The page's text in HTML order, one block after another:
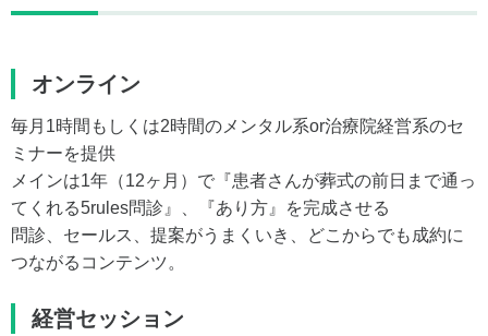
オンライン
毎月1時間もしくは2時間のメンタル系or治療院経営系のセ
ミナーを提供
メインは1年（12ヶ月）で『患者さんが葬式の前日まで通っ
てくれる5rules問診』、『あり方』を完成させる
問診、セールス、提案がうまくいき、どこからでも成約に
つながるコンテンツ。
経営セッション